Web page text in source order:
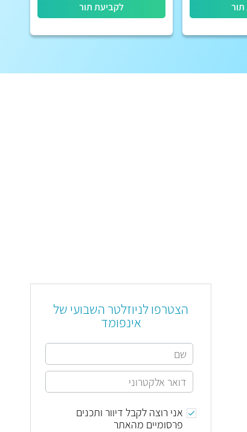
לקביעת תור
הצטרפו לניוזלטר השבועי של
אינפומד
אני רוצה לקבל דיוור ותכנים
פרסומיים מהאתר